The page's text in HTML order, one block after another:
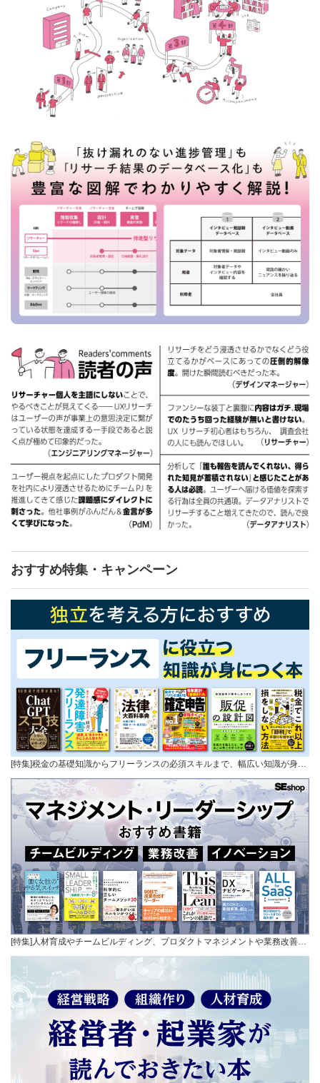
おすすめ特集・キャンペーン
[特集]税金の基礎知識からフリーランスの必須スキルまで、幅広い知識が身…
[特集]人材育成やチームビルディング、プロダクトマネジメントや業務改善…